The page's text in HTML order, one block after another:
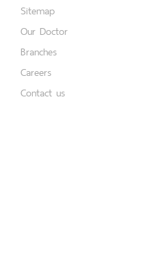
Sitemap
Our Doctor
Branches
Careers
Contact us